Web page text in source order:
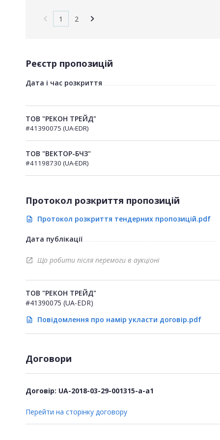
1 2
Реєстр пропозицій
Дата і час розкриття
ТОВ "РЕКОН ТРЕЙД"
#41390075 (UA-EDR)
ТОВ "ВЕКТОР-БЧЗ"
#41198730 (UA-EDR)
Протокол розкриття пропозицій
description Протокол розкриття тендерних пропозицій.pdf
Дата публікації
open_in_new Що робити після перемоги в аукціоні
ТОВ "РЕКОН ТРЕЙД"
#41390075 (UA-EDR)
description Повідомлення про намір укласти договір.pdf
Договори
Договір: UA-2018-03-29-001315-a-a1
Перейти на сторінку договору